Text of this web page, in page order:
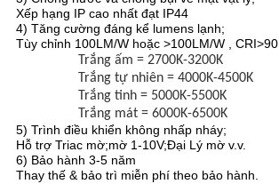
Xếp hạng IP cao nhất đạt IP44
4) Tăng cường đáng kể lumens lạnh;
Tùy chỉnh 100LM/W hoặc >100LM/W , CRI>90
Trắng ấm = 2700K-3200K
Trắng tự nhiên = 4000K-4500K
Trắng tinh = 5000K-5500K
Trắng mát = 6000K-6500K
5) Trình điều khiển không nhấp nháy;
Hỗ trợ Triac mờ;mờ 1-10V;Đại Lý mờ v.v.
6) Bảo hành 3-5 năm
Thay thế & bảo trì miễn phí theo bảo hành.